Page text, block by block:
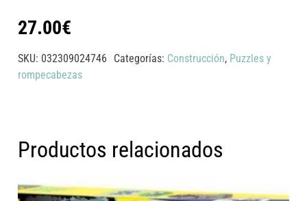
27.00€
SKU: 032309024746 Categorías: Construcción, Puzzles y
rompecabezas
Productos relacionados